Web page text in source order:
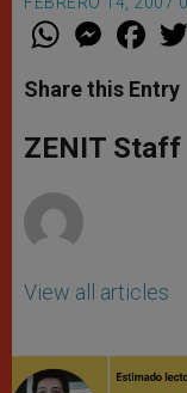
W
t
s
p
p
M
e
s
e
g
e
F
a
e
b
o
k
Share this Entry
ZENIT Staff
View all articles